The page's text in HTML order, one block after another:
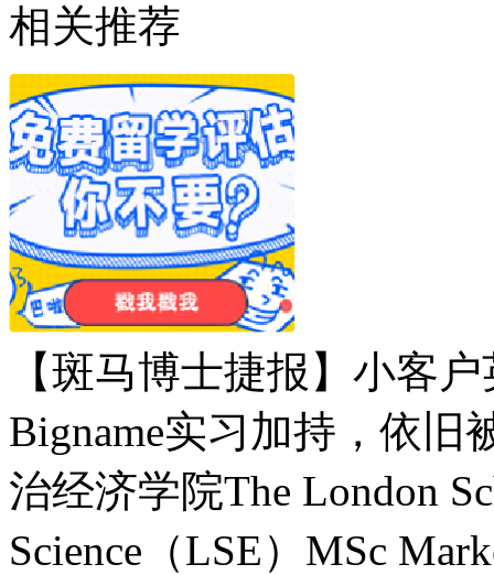
相关推荐
【斑马博士捷报】小客
Bigname实习加持，依旧
治经济学院The London
Science（LSE）MSc